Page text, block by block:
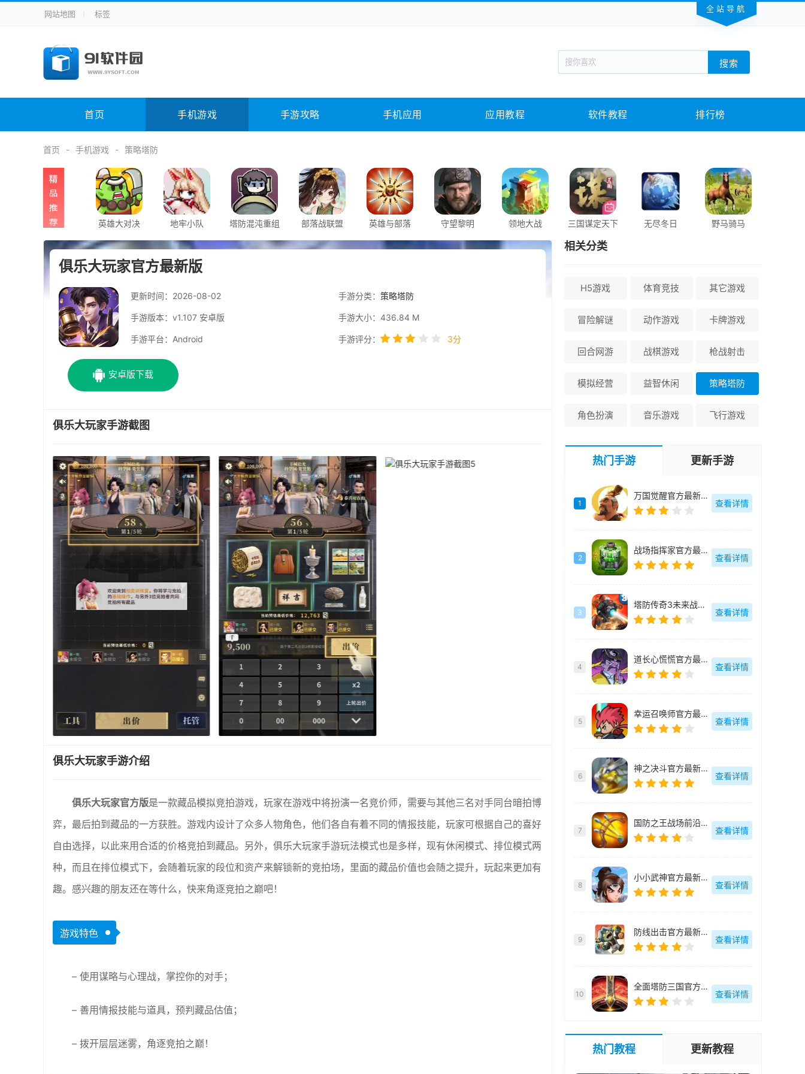
手机应用 新闻阅读 旅游出行 生活实用
手机游戏 H5游戏 回合网游 战棋游戏 枪战射击
电脑软件 其它类别 图形软件 安全相关 应用软件 影音软件 插件下载 教育教学 游戏娱乐 系统软件 素材下载
未分类 综合其它
全站导航
网站地图 标签
搜索
首页 手机游戏 手游攻略 手机应用 应用教程 软件教程 排行榜
首页 手机游戏 策略塔防
英雄大对决 地牢小队 塔防混沌重组 部落战联盟 英雄与部落 守望黎明 领地大战 三国谋定天下 无尽冬日 野马骑马
俱乐大玩家官方最新版
更新时间： 2026-08-02 手游分类： 策略塔防
手游版本：v1.107 安卓版 手游大小：436.84 M
手游平台：Android 手游评分： 3分
安卓版下载
俱乐大玩家手游截图
俱乐大玩家手游介绍
俱乐大玩家官方版是一款藏品模拟竞拍游戏，玩家在游戏中将扮演一名竞价师，需要与其他三名对手同台暗拍博
弈，最后拍到藏品的一方获胜。游戏内设计了众多人物角色，他们各自有着不同的情报技能，玩家可根据自己的喜好
自由选择，以此来用合适的价格竞拍到藏品。另外，俱乐大玩家手游玩法模式也是多样，现有休闲模式、排位模式两
种，而且在排位模式下，会随着玩家的段位和资产来解锁新的竞拍场，里面的藏品价值也会随之提升，玩起来更加有
趣。感兴趣的朋友还在等什么，快来角逐竞拍之巅吧！
游戏特色
– 使用谋略与心理战，掌控你的对手；
– 善用情报技能与道具，预判藏品估值；
– 拨开层层迷雾，角逐竞拍之巅！
相关分类
H5游戏 体育竞技 其它游戏
冒险解谜 动作游戏 卡牌游戏
回合网游 战棋游戏 枪战射击
模拟经营 益智休闲 策略塔防
角色扮演 音乐游戏 飞行游戏
热门手游 更新手游
1
万国觉醒官方最新版-v1.0.96.18
查看详情
2
战场指挥家官方最新版-v1.0.9
查看详情
3
塔防传奇3未来战争官方最新版-v2.7.16
查看详情
4
道长心慌慌官方最新版-v1.0.0
查看详情
5
幸运召唤师官方最新版-v3.6.0
查看详情
6
神之决斗官方最新版-v0.6.0
查看详情
7
国防之王战场前沿官方最新版-v2.0.50
查看详情
8
小小武神官方最新版-v2.7.0
查看详情
9
防线出击官方最新版-v1.0.0
查看详情
10
全面塔防三国官方最新版-v1.0.5
查看详情
热门教程 更新教程